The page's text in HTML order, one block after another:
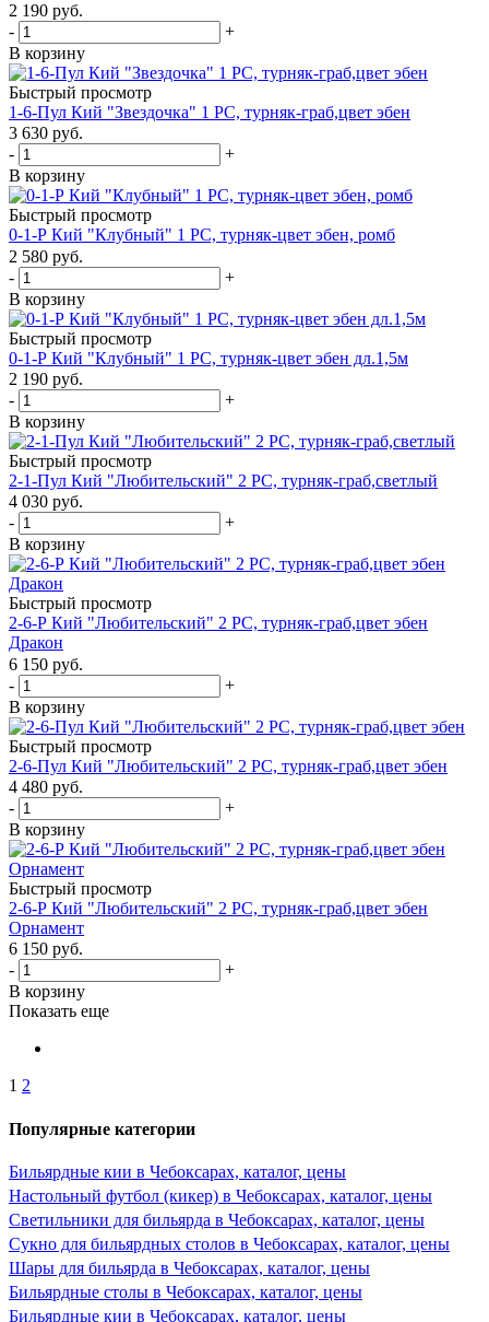
2 190 руб.
-
+
В корзину
Быстрый просмотр
1-6-Пул Кий "Звездочка" 1 РС, турняк-граб,цвет эбен
3 630 руб.
-
+
В корзину
Быстрый просмотр
0-1-Р Кий "Клубный" 1 РС, турняк-цвет эбен, ромб
2 580 руб.
-
+
В корзину
Быстрый просмотр
0-1-Р Кий "Клубный" 1 РС, турняк-цвет эбен дл.1,5м
2 190 руб.
-
+
В корзину
Быстрый просмотр
2-1-Пул Кий "Любительский" 2 РС, турняк-граб,светлый
4 030 руб.
-
+
В корзину
Быстрый просмотр
2-6-Р Кий "Любительский" 2 РС, турняк-граб,цвет эбен
Дракон
6 150 руб.
-
+
В корзину
Быстрый просмотр
2-6-Пул Кий "Любительский" 2 РС, турняк-граб,цвет эбен
4 480 руб.
-
+
В корзину
Быстрый просмотр
2-6-Р Кий "Любительский" 2 РС, турняк-граб,цвет эбен
Орнамент
6 150 руб.
-
+
В корзину
Показать еще
1 2
Популярные категории
Бильярдные кии в Чебоксарах, каталог, цены
Настольный футбол (кикер) в Чебоксарах, каталог, цены
Светильники для бильярда в Чебоксарах, каталог, цены
Сукно для бильярдных столов в Чебоксарах, каталог, цены
Шары для бильярда в Чебоксарах, каталог, цены
Бильярдные столы в Чебоксарах, каталог, цены
Бильярдные кии в Чебоксарах, каталог, цены